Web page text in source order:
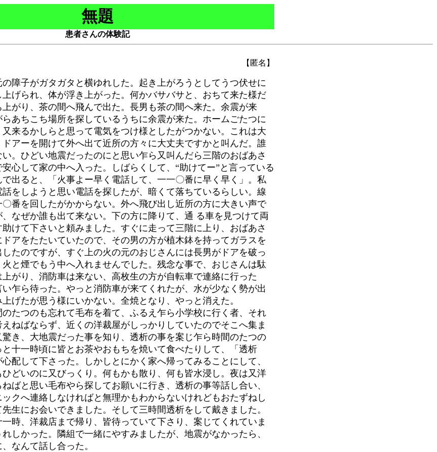
無題
患者さんの体験記
【匿名】
障子がガタガタと横ゆれした。起き上がろうとしてうつ伏せに
げられ、体が浮き上がった。何かバサバサと、おちて来た様だ
がり、茶の間へ飛んで出た。長男も茶の間へ来た。余震が来
あちこち場所を探しているうちに余震が来た。ホームごたつに
又来るかしらと思って電気をつけ様としたがつかない。これは大
アーを開けて外へ出て近所の方々に大丈夫ですかと叫んだ。誰
。ひどい地震だったのにと思い乍ら又叫んだら三階のおばあさ
心して家の中へ入った。しばらくして、“助けてー”と言っている
で出ると、「火事よー早く電話して、一一〇番に早く早く」。私
をしようと思い電話を探したが、暗くて落ちているらしい。線
番を回したがかからない。外へ飛び出し近所の方に大きい声で
なぜか誰も出て来ない。下の方に降りて、通 る車を見つけて両
けて下さいと頼みました。すぐに走って三階に上り、おばあさ
アをたたいていたので、その男の方が植木鉢を持ってガラスを
たのですが、すぐ上の火の元のおじさんには長男がドアを破っ
と煙でもう中へ入れませんでした。残念な事で、おじさんは駄
がり、消防車は来ない、高枚生の方が自転車で連絡に行った
乍ら待った。やっと消防車が来てくれたが、水が少なく勢が出
げたが思う様にいかない。全焼となり、やっと消えた。
たつのも忘れて毛布を着て、ふるえ乍ら小学校に行く者、それ
ねばならず、近くの洋裁屋がしっかりしていたのでそこへ集ま
驚き、大地震だった事を知り、透析の事を案じ乍ら時間のたつの
と十一時頃に皆とお茶やおもちを焼いて食べたりして、「透析
配して下さった。しかしとにかく家へ帰ってみることにして、
どいのに又びっくり。何もかも散り、何も皆水浸し。夜は又洋
ばと思い毛布やら探してお願いに行き、透析の事等話し合い、
クへ連絡しなければと無理かもわからないけれどもおたずねし
生にお会いできました。そして三時間透析をして戴きました。
時、洋裁店まで帰り、皆待っていて下さり、案じてくれていま
しかった。隣組で一緒にやすみましたが、地震がなかったら、
なんて話し合った。